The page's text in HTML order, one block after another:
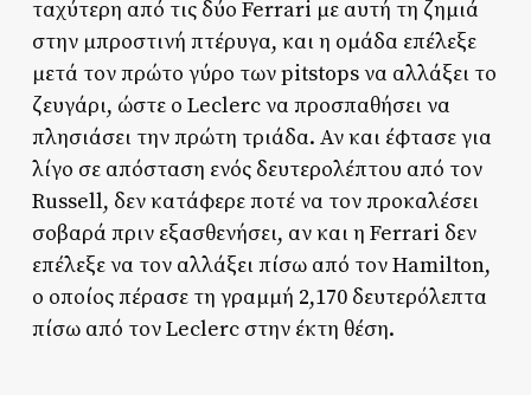
ταχύτερη από τις δύο Ferrari με αυτή τη ζημιά
στην μπροστινή πτέρυγα, και η ομάδα επέλεξε
μετά τον πρώτο γύρο των pitstops να αλλάξει το
ζευγάρι, ώστε ο Leclerc να προσπαθήσει να
πλησιάσει την πρώτη τριάδα. Αν και έφτασε για
λίγο σε απόσταση ενός δευτερολέπτου από τον
Russell, δεν κατάφερε ποτέ να τον προκαλέσει
σοβαρά πριν εξασθενήσει, αν και η Ferrari δεν
επέλεξε να τον αλλάξει πίσω από τον Hamilton,
ο οποίος πέρασε τη γραμμή 2,170 δευτερόλεπτα
πίσω από τον Leclerc στην έκτη θέση.